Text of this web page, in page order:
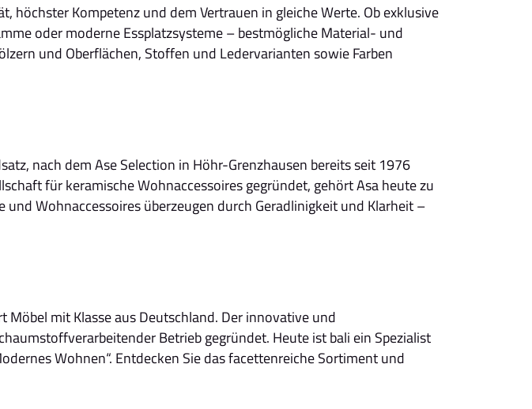
Kompetenz und dem Vertrauen in gleiche Werte. Ob exklusive
oder moderne Essplatzsysteme – bestmögliche Material- und
und Oberflächen, Stoffen und Ledervarianten sowie Farben
nach dem Ase Selection in Höhr-Grenzhausen bereits seit 1976
für keramische Wohnaccessoires gegründet, gehört Asa heute zu
Wohnaccessoires überzeugen durch Geradlinigkeit und Klarheit –
mit Klasse aus Deutschland. Der innovative und
Betrieb gegründet. Heute ist bali ein Spezialist
Wohnen“. Entdecken Sie das facettenreiche Sortiment und